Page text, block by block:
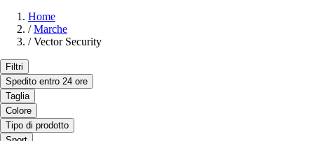
Home
/ Marche
/ Vector Security
Filtri
Spedito entro 24 ore
Taglia
Colore
Tipo di prodotto